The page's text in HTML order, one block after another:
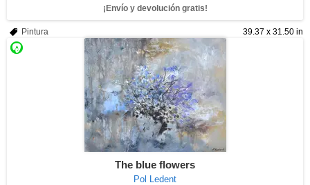
¡Envío y devolución gratis!
39.37 x 31.50 in
Pintura
The blue flowers
Pol Ledent